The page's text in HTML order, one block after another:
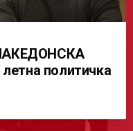
политичка